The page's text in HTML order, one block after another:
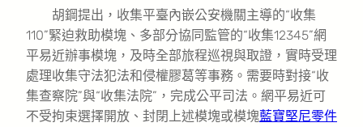
胡鋼提出，收集平臺內嵌公安機關主導的“收集
110”緊迫救助模塊、多部分協同監管的“收集12345”網
平易近辦事模塊，及時全部旅程巡視與取證，實時受理
處理收集守法犯法和侵權膠葛等事務。需要時對接“收
集查察院”與“收集法院”，完成公平司法。網平易近可
不受拘束選擇開放、封閉上述模塊或模塊藍寶堅尼零件